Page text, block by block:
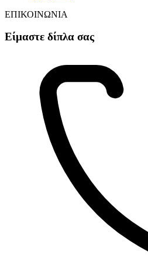
ΕΠΙΚΟΙΝΩΝΙΑ
Είμαστε δίπλα σας